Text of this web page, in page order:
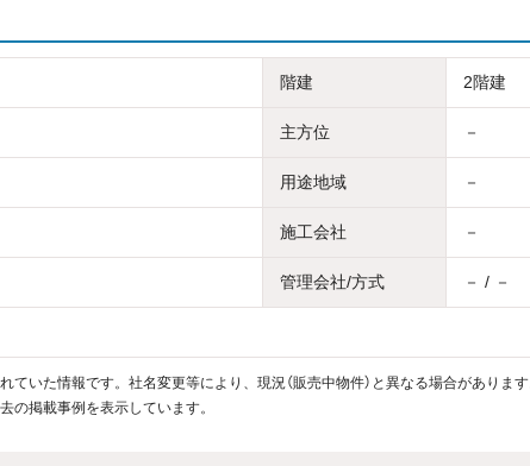
階建 2階建
主方位 －
用途地域 －
施工会社 －
管理会社/方式 － / －
ていた情報です。社名変更等により、現況（販売中物件）と異なる場合があります
の掲載事例を表示しています。